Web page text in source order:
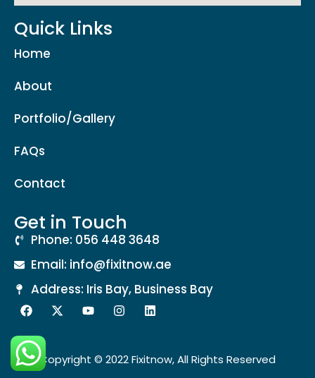
Quick Links
Home
About
Portfolio/Gallery
FAQs
Contact
Get in Touch
Phone: 056 448 3648
Email: info@fixitnow.ae
Address: Iris Bay, Business Bay
Copyright © 2022 Fixitnow, All Rights Reserved